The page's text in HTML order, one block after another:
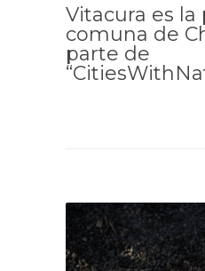
Vitacura es la
comuna de
parte de